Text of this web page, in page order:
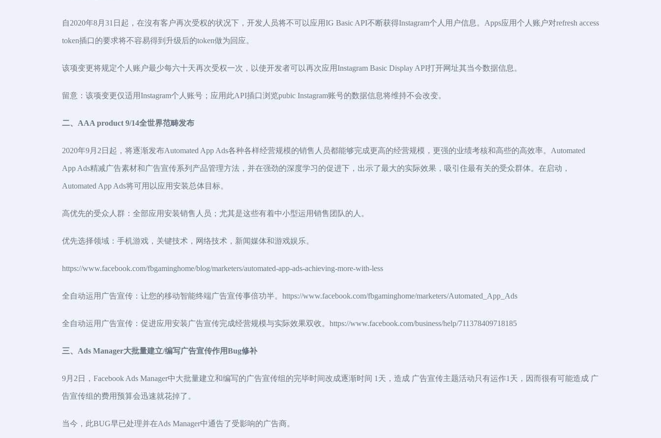
自2020年8月31日起，在沒有客户再次受权的状况下，开发人员将不可以应用IG Basic API不断获得Instagram个人用户信息。Apps应用个人账户对refresh access
token插口的要求将不容易得到升级后的token做为回应。
该项变更将规定个人账户最少每六十天再次受权一次，以使开发者可以再次应用Instagram Basic Display API打开网址其当今数据信息。
留意：该项变更仅适用Instagram个人账号；应用此API插口浏览pubic Instagram账号的数据信息将维持不会改变。
二、AAA product 9/14全世界范畴发布
2020年9月2日起，将逐渐发布Automated App Ads各种各样经营规模的销售人员都能够完成更高的经营规模，更强的业绩考核和高些的高效率。Automated
App Ads精减广告素材和广告宣传系列产品管理方法，并在强劲的深度学习的促进下，出示了最大的实际效果，吸引住最有关的受众群体。在启动，
Automated App Ads将可用以应用安装总体目标。
高优先的受众人群：全部应用安装销售人员；尤其是这些有着中小型运用销售团队的人。
优先选择领域：手机游戏，关键技术，网络技术，新闻媒体和游戏娱乐。
https://www.facebook.com/fbgaminghome/blog/marketers/automated-app-ads-achieving-more-with-less
全自动运用广告宣传：让您的移动智能终端广告宣传事倍功半。https://www.facebook.com/fbgaminghome/marketers/Automated_App_Ads
全自动运用广告宣传：促进应用安装广告宣传完成经营规模与实际效果双收。https://www.facebook.com/business/help/711378409718185
三、Ads Manager大批量建立/编写广告宣传作用Bug修补
9月2日，Facebook Ads Manager中大批量建立和编写的广告宣传组的完毕时间改成逐渐时间 1天，造成 广告宣传主题活动只有运作1天，因而很有可能造成 广
告宣传组的费用预算会迅速就花掉了。
当今，此BUG早已处理并在Ads Manager中通告了受影响的广告商。